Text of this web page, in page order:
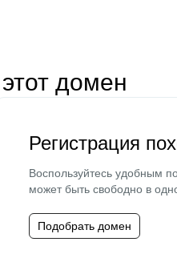
домен
Регистрация
Воспользуйтесь удобным
может быть свободно в
Подобрать домен